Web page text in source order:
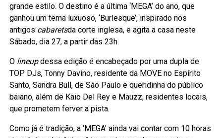
grande estilo. O destino é a última ‘MEGA’ do ano, que
ganhou um tema luxuoso, ‘Burlesque’, inspirado nos
antigos cabaretsda corte inglesa, e agita a casa neste
Sábado, dia 27, a partir das 23h.
O lineupdessa edição é encabeçado por uma dupla de
TOP DJs, Tonny Davino, residente da MOVE no Espírito
Santo, Sandra Bull, de São Paulo e queridinha do público
baiano, além de Kaio Del Rey e Mauzz, residentes locais,
que prometem ferver a pista.
Como já é tradição, a ‘MEGA’ ainda vai contar com 10 horas